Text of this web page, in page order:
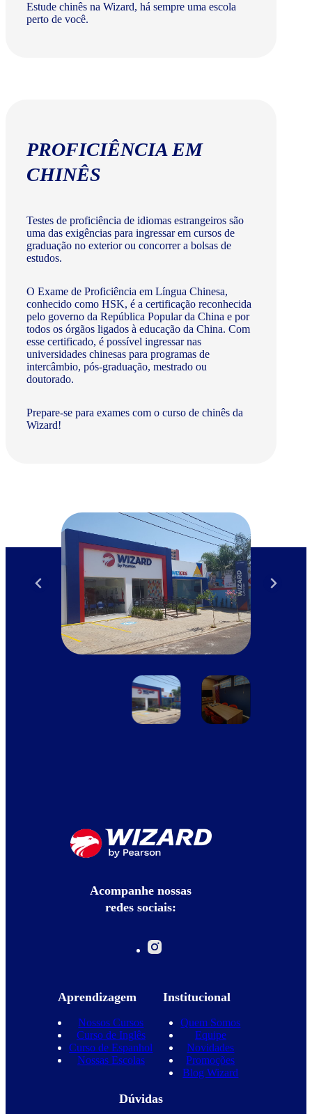
Estude chinês na Wizard, há sempre uma escola
perto de você.
PROFICIÊNCIA EM
CHINÊS
Testes de proficiência de idiomas estrangeiros são
uma das exigências para ingressar em cursos de
graduação no exterior ou concorrer a bolsas de
estudos.
O Exame de Proficiência em Língua Chinesa,
conhecido como HSK, é a certificação reconhecida
pelo governo da República Popular da China e por
todos os órgãos ligados à educação da China. Com
esse certificado, é possível ingressar nas
universidades chinesas para programas de
intercâmbio, pós-graduação, mestrado ou
doutorado.
Prepare-se para exames com o curso de chinês da
Wizard!
Acompanhe nossas
redes sociais:
Aprendizagem
Nossos Cursos
Curso de Inglês
Curso de Espanhol
Nossas Escolas
Institucional
Quem Somos
Equipe
Novidades
Promoções
Blog Wizard
Dúvidas